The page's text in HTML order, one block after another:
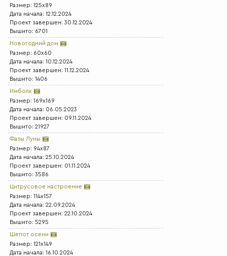
Размер: 125x89
Дата начала: 12.12.2024
Проект завершен: 30.12.2024
Вышито: 6701
Новогодний дом
Размер: 60x60
Дата начала: 10.12.2024
Проект завершен: 11.12.2024
Вышито: 1406
Имболк
Размер: 169x169
Дата начала: 06.05.2023
Проект завершен: 09.11.2024
Вышито: 21927
Фазы Луны
Размер: 94x87
Дата начала: 25.10.2024
Проект завершен: 01.11.2024
Вышито: 3586
Цитрусовое настроение
Размер: 114x157
Дата начала: 22.09.2024
Проект завершен: 22.10.2024
Вышито: 5295
Шепот осени
Размер: 121x149
Дата начала: 16.10.2024